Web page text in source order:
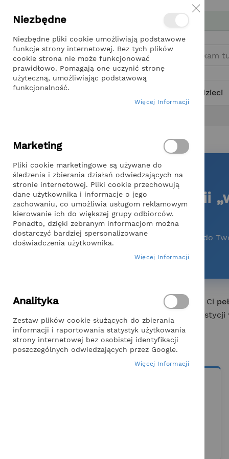
Przejdź
treści
Miło nam, że wracasz DoDomuiOgrodu.pl
Kategorie Dla dzieci
Dropshipping
DROPSHIPPING · PARTNERSTWO
Dropshipping w kategorii
ogrodu"
Podłącz pełny katalog ogrodowy i dziecięcy do
— bez magazynu, bez ryzyka.
Prowadzisz sklep internetowy, w którym brakuje Ci
i wzbogać ofertę o kilkanaście kategorii bez inwestycji
Co oferujemy w dropshippingu
Zamknij
Niezbędne
Niezbędne pliki cookie umożliwiają podstawowe
funkcje strony internetowej. Bez tych plików
cookie strona nie może funkcjonować
prawidłowo. Pomagają one uczynić stronę
użyteczną, umożliwiając podstawową
funkcjonalność.
Więcej Informacji
Marketing
Pliki cookie marketingowe są używane do
śledzenia i zbierania działań odwiedzających na
stronie internetowej. Pliki cookie przechowują
dane użytkownika i informacje o jego
zachowaniu, co umożliwia usługom reklamowym
kierowanie ich do większej grupy odbiorców.
Ponadto, dzięki zebranym informacjom można
dostarczyć bardziej spersonalizowane
doświadczenia użytkownika.
Więcej Informacji
Analityka
Zestaw plików cookie służących do zbierania
informacji i raportowania statystyk użytkowania
strony internetowej bez osobistej identyfikacji
poszczególnych odwiedzających przez Google.
Więcej Informacji